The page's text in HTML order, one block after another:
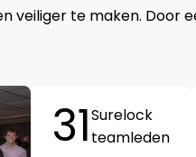
veiliger te maken.
31Surelock
teamleden